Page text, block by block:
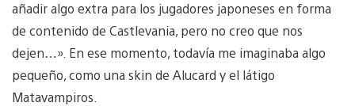
añadir algo extra para los jugadores japoneses en forma
de contenido de Castlevania, pero no creo que nos
dejen…». En ese momento, todavía me imaginaba algo
pequeño, como una skin de Alucard y el látigo
Matavampiros.